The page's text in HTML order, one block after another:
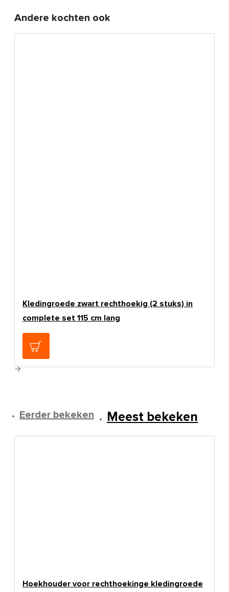
Andere kochten ook
Kledingroede zwart rechthoekig (2 stuks) in
complete set 115 cm lang
€49,95
Eerder bekeken Meest bekeken
Hoekhouder voor rechthoekinge kledingroede